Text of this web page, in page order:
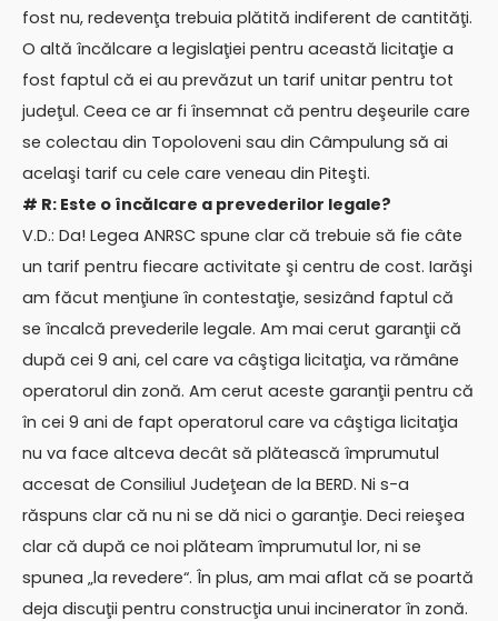
fost nu, redevenţa trebuia plătită indiferent de cantităţi.
O altă încălcare a legislaţiei pentru această licitaţie a
fost faptul că ei au prevăzut un tarif unitar pentru tot
judeţul. Ceea ce ar fi însemnat că pentru deşeurile care
se colectau din Topoloveni sau din Câmpulung să ai
acelaşi tarif cu cele care veneau din Piteşti.
# R: Este o încălcare a prevederilor legale?
V.D.: Da! Legea ANRSC spune clar că trebuie să fie câte
un tarif pentru fiecare activitate şi centru de cost. Iarăşi
am făcut menţiune în contestaţie, sesizând faptul că
se încalcă prevederile legale. Am mai cerut garanţii că
după cei 9 ani, cel care va câştiga licitaţia, va rămâne
operatorul din zonă. Am cerut aceste garanţii pentru că
în cei 9 ani de fapt operatorul care va câştiga licitaţia
nu va face altceva decât să plătească împrumutul
accesat de Consiliul Judeţean de la BERD. Ni s-a
răspuns clar că nu ni se dă nici o garanţie. Deci reieşea
clar că după ce noi plăteam împrumutul lor, ni se
spunea „la revedere“. În plus, am mai aflat că se poartă
deja discuţii pentru construcţia unui incinerator în zonă.